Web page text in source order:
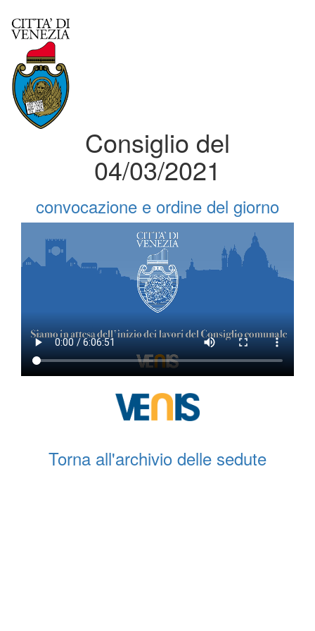
Consiglio del
04/03/2021
convocazione e ordine del giorno
Torna all'archivio delle sedute